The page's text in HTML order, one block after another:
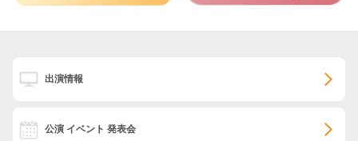
出演情報
公演 イベント 発表会